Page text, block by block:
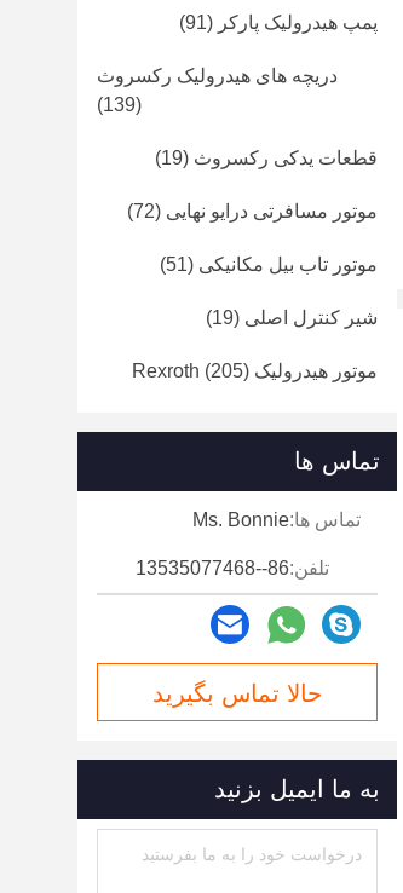
پمپ هیدرولیک پارکر (91)
دریچه های هیدرولیک رکسروث
(139)
قطعات یدکی رکسروث (19)
موتور مسافرتی درایو نهایی (72)
موتور تاب بیل مکانیکی (51)
شیر کنترل اصلی (19)
موتور هیدرولیک Rexroth (205)
تماس ها
تماس ها:Ms. Bonnie
تلفن:86--13535077468
حالا تماس بگیرید
به ما ایمیل بزنید